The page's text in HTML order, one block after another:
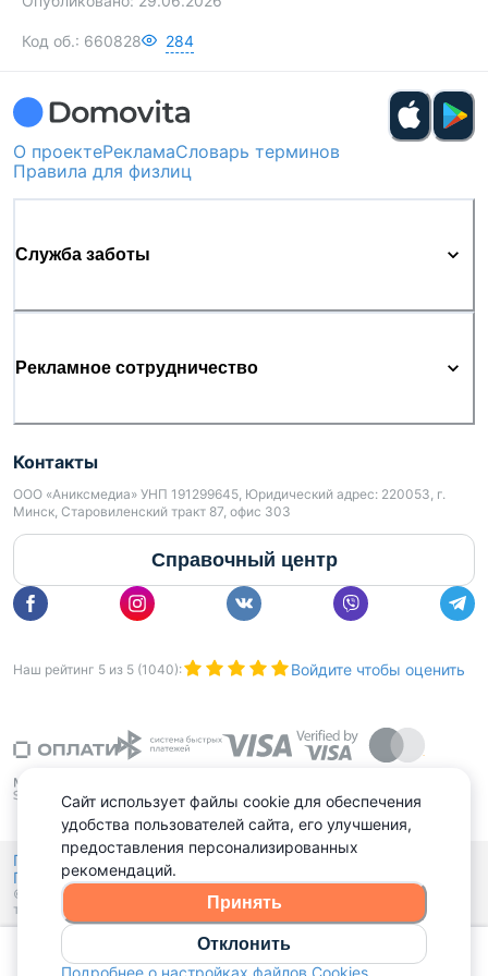
отдыха.
ООО "Твоя столица", УНП 101136973, лицензия
Код об.: 660828 284
Позвонить
О проектеРекламаСловарь терминов
Правила для физлиц
Служба заботы
Рекламное сотрудничество
Контакты
ООО «Аниксмедиа» УНП 191299645, Юридический адрес: 220053, г.
Минск, Старовиленский тракт 87, офис 303
Справочный центр
Наш рейтинг 5 из 5 (1040): Войдите чтобы оценить
Политика конфиденциальности,
Политика обработки файлов кукииВыбор настроек Cookies
© 2015 - 2026, Domovita.by. Копирование материалов допускается
только при наличии активной ссылки.
Сайт использует файлы cookie для обеспечения
удобства пользователей сайта, его улучшения,
предоставления персонализированных
рекомендаций.
Принять
Отклонить
Подробнее о настройках файлов Cookies